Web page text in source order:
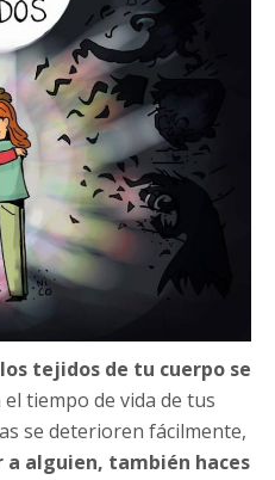
los tejidos de tu cuerpo se
tiempo de vida de tus
se deterioren fácilmente,
a alguien, también haces